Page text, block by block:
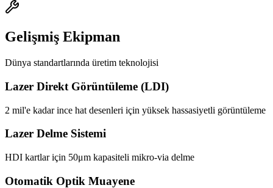
Gelişmiş Ekipman
Dünya standartlarında üretim teknolojisi
Lazer Direkt Görüntüleme (LDI)
2 mil'e kadar ince hat desenleri için yüksek hassasiyetli görüntüleme
Lazer Delme Sistemi
HDI kartlar için 50μm kapasiteli mikro-via delme
Otomatik Optik Muayene